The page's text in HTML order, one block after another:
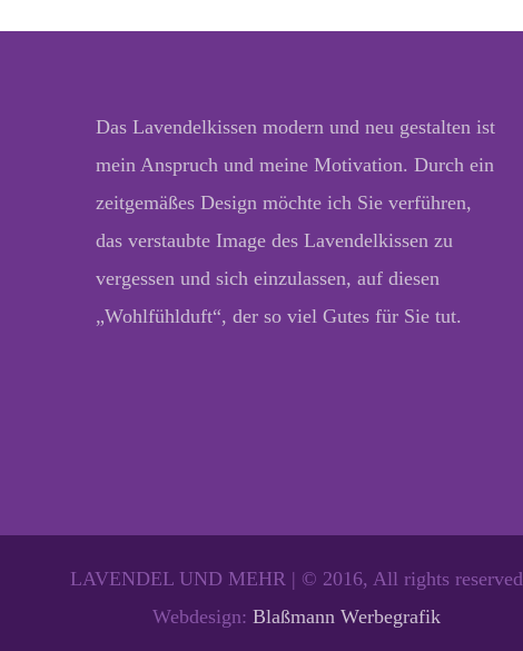
Das Lavendelkissen modern und neu gestalten ist
mein Anspruch und meine Motivation. Durch ein
zeitgemäßes Design möchte ich Sie verführen,
das verstaubte Image des Lavendelkissen zu
vergessen und sich einzulassen, auf diesen
„Wohlfühlduft“, der so viel Gutes für Sie tut.
LAVENDEL UND MEHR | © 2016, All rights reserved
Webdesign: Blaßmann Werbegrafik